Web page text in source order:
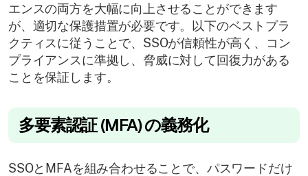
エンスの両方を大幅に向上させることができます
が、適切な保護措置が必要です。以下のベストプラ
クティスに従うことで、SSOが信頼性が高く、コン
プライアンスに準拠し、脅威に対して回復力がある
ことを保証します。
多要素認証 (MFA) の義務化
SSOとMFAを組み合わせることで、パスワードだけ